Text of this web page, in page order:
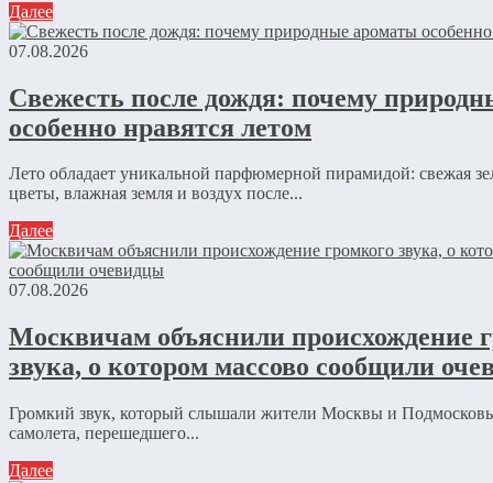
Далее
07.08.2026
Свежесть после дождя: почему
особенно нравятся летом
Лето обладает уникальной парфюмерной пирамидой: свежая
цветы, влажная земля и воздух после...
Далее
07.08.2026
Москвичам объяснили происхождение
звука, о котором массово сообщили
Громкий звук, который слышали жители Москвы и
самолета, перешедшего...
Далее